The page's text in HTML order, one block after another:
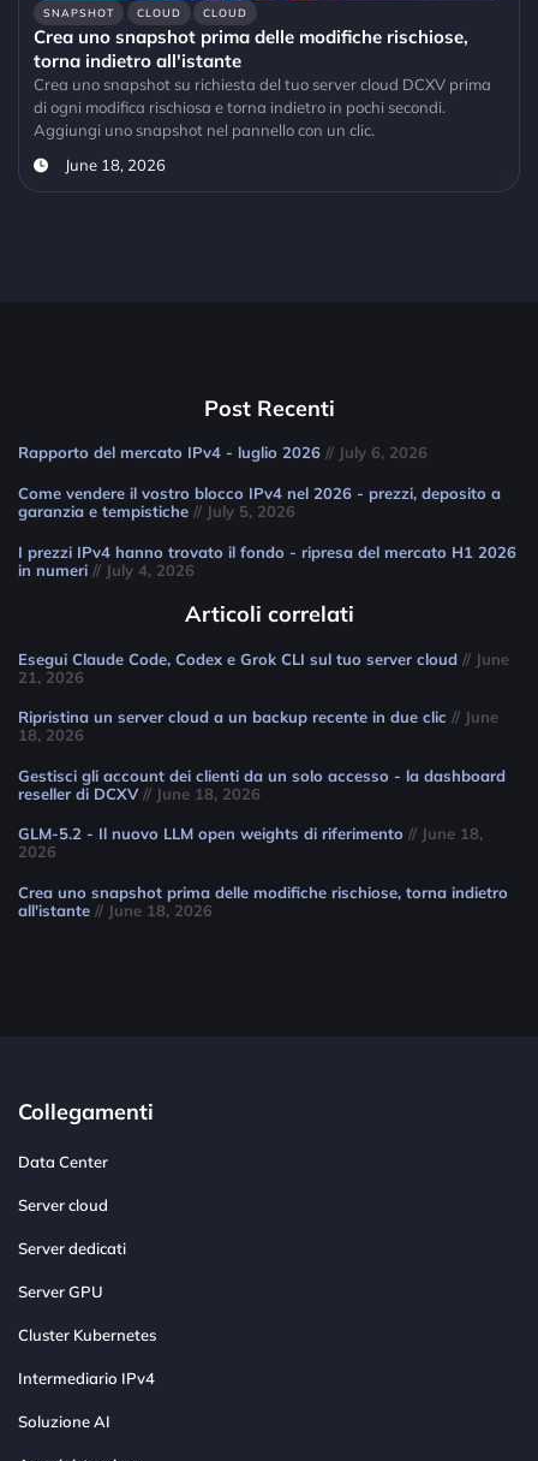
SNAPSHOT CLOUD CLOUD
Crea uno snapshot prima delle modifiche rischiose,
torna indietro all'istante
Crea uno snapshot su richiesta del tuo server cloud DCXV prima
di ogni modifica rischiosa e torna indietro in pochi secondi.
Aggiungi uno snapshot nel pannello con un clic.
June 18, 2026
Post Recenti
Rapporto del mercato IPv4 - luglio 2026 // July 6, 2026
Come vendere il vostro blocco IPv4 nel 2026 - prezzi, deposito a
garanzia e tempistiche // July 5, 2026
I prezzi IPv4 hanno trovato il fondo - ripresa del mercato H1 2026
in numeri // July 4, 2026
Articoli correlati
Esegui Claude Code, Codex e Grok CLI sul tuo server cloud // June
21, 2026
Ripristina un server cloud a un backup recente in due clic // June
18, 2026
Gestisci gli account dei clienti da un solo accesso - la dashboard
reseller di DCXV// June 18, 2026
GLM-5.2 - Il nuovo LLM open weights di riferimento // June 18,
2026
Crea uno snapshot prima delle modifiche rischiose, torna indietro
all'istante // June 18, 2026
Collegamenti
Data Center
Server cloud
Server dedicati
Server GPU
Cluster Kubernetes
Intermediario IPv4
Soluzione AI